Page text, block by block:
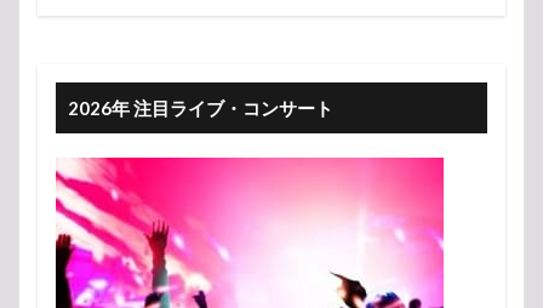
2026年 注目ライブ・コンサート